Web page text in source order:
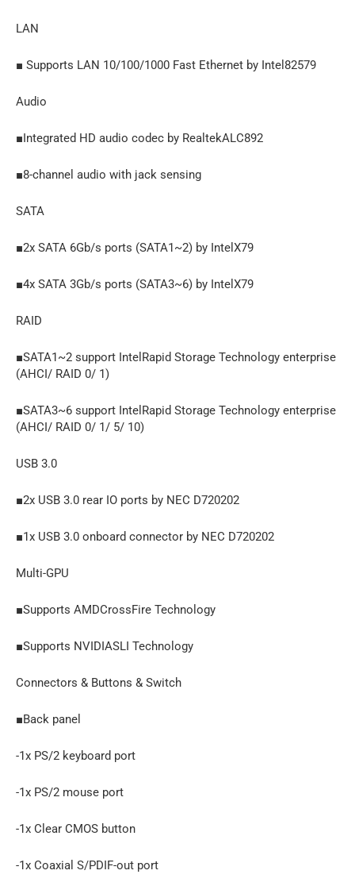
LAN
■ Supports LAN 10/100/1000 Fast Ethernet by Intel82579
Audio
■Integrated HD audio codec by RealtekALC892
■8-channel audio with jack sensing
SATA
■2x SATA 6Gb/s ports (SATA1~2) by IntelX79
■4x SATA 3Gb/s ports (SATA3~6) by IntelX79
RAID
■SATA1~2 support IntelRapid Storage Technology enterprise
(AHCI/ RAID 0/ 1)
■SATA3~6 support IntelRapid Storage Technology enterprise
(AHCI/ RAID 0/ 1/ 5/ 10)
USB 3.0
■2x USB 3.0 rear IO ports by NEC D720202
■1x USB 3.0 onboard connector by NEC D720202
Multi-GPU
■Supports AMDCrossFire Technology
■Supports NVIDIASLI Technology
Connectors & Buttons & Switch
■Back panel
-1x PS/2 keyboard port
-1x PS/2 mouse port
-1x Clear CMOS button
-1x Coaxial S/PDIF-out port